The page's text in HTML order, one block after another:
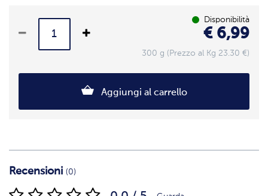
Disponibilità
€ 6,99
300 g (Prezzo al Kg 23.30 €)
Aggiungi al carrello
Recensioni (0)